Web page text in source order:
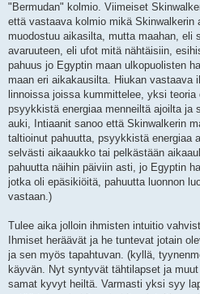
"Bermudan" kolmio. Viimeiset
että vastaava kolmio mikä Skinwalkerin
muodostuu aikasilta, mutta maahan, eli
avaruuteen, eli ufot mitä nähtäisiin,
pahuus jo Egyptin maan ulkopuolisten
maan eri aikakausilta. Hiukan vastaava
linnoissa joissa kummittelee, yksi
psyykkistä energiaa menneiltä ajoilta ja
auki, Intiaanit sanoo että Skinwalkerin
taltioinut pahuutta, psyykkistä energiaa
selvästi aikaaukko tai pelkästään
pahuutta näihin päiviin asti, jo Egyptin
jotka oli epäsikiöitä, pahuutta luonnon
vastaan.)
Tulee aika jolloin ihmisten intuitio
Ihmiset heräävät ja he tuntevat jotain
ja sen myös tapahtuvan. (kyllä,
käyvän. Nyt syntyvät tähtilapset ja
samat kyvyt heiltä. Varmasti yksi syy